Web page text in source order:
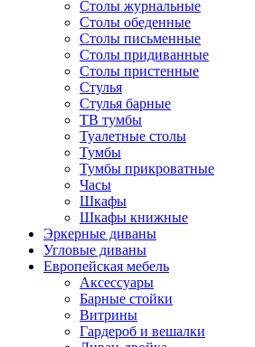
Столы журнальные
Столы обеденные
Столы письменные
Столы придиванные
Столы пристенные
Стулья
Стулья барные
ТВ тумбы
Туалетные столы
Тумбы
Тумбы прикроватные
Часы
Шкафы
Шкафы книжные
Эркерные диваны
Угловые диваны
Европейская мебель
Аксессуары
Барные стойки
Витрины
Гардероб и вешалки